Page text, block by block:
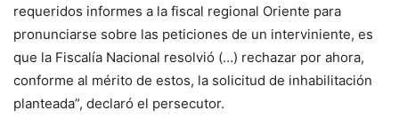
requeridos informes a la fiscal regional Oriente para
pronunciarse sobre las peticiones de un interviniente, es
que la Fiscalía Nacional resolvió (…) rechazar por ahora,
conforme al mérito de estos, la solicitud de inhabilitación
planteada”, declaró el persecutor.